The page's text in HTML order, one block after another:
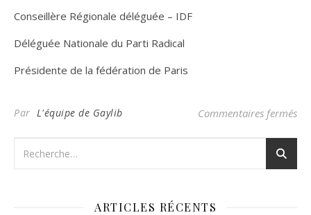
Conseillère Régionale déléguée – IDF
Déléguée Nationale du Parti Radical
Présidente de la fédération de Paris
Par L'équipe de Gaylib Commentaires fermés
ARTICLES RÉCENTS